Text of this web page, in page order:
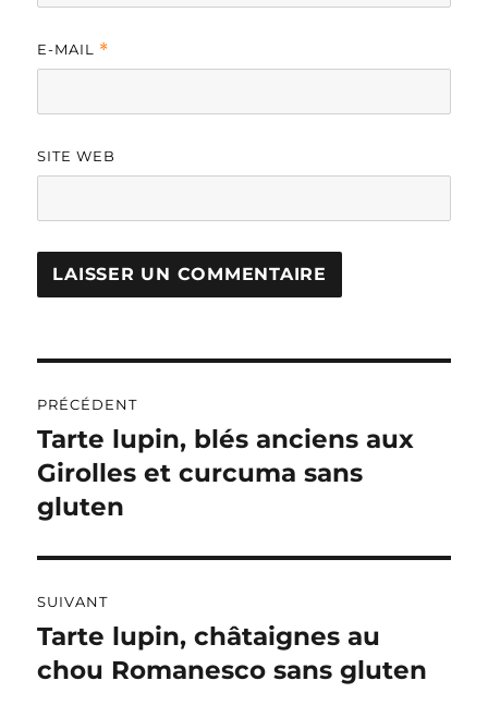
E-MAIL *
SITE WEB
R
A
T
V
:
de
l’article
PRÉCÉDENT
Publication
précédente :
Tarte lupin, blés anciens aux
Girolles et curcuma sans
gluten
SUIVANT
Publication
suivante :
Tarte lupin, châtaignes au
chou Romanesco sans gluten